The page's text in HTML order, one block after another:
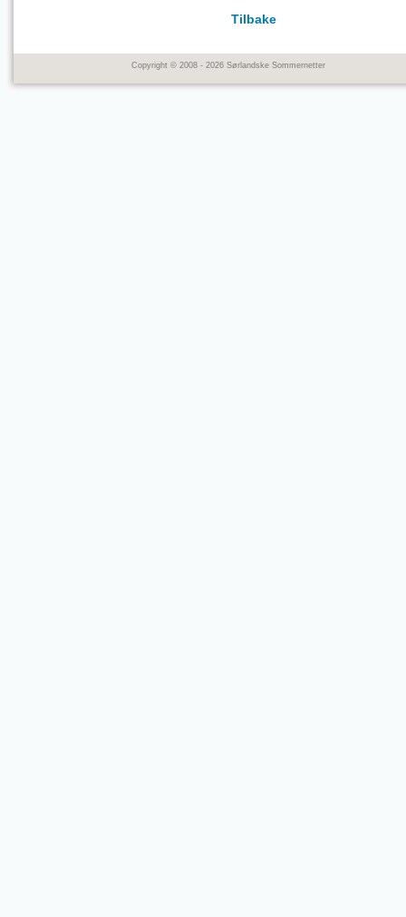
Tilbake
Copyright © 2008 - 2026 Sørlandske Sommernetter